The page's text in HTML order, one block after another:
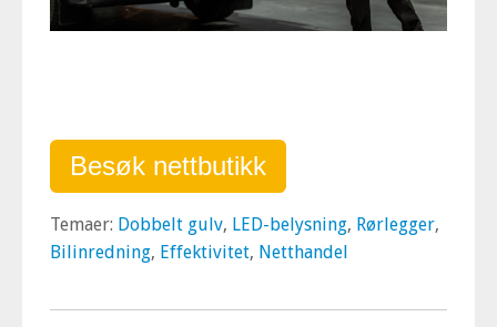
Besøk nettbutikk
Temaer: Dobbelt gulv, LED-belysning, Rørlegger,
Bilinredning, Effektivitet, Netthandel